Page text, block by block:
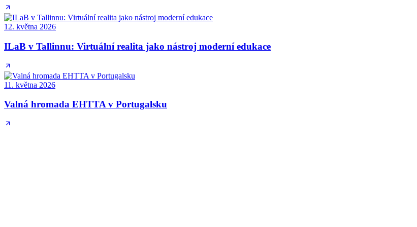
12. května 2026
ILaB v Tallinnu: Virtuální realita jako nástroj moderní edukace
11. května 2026
Valná hromada EHTTA v Portugalsku